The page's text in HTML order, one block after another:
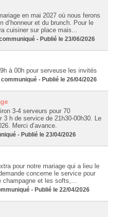
en mai 2027 où nous ferons
d’honneur et du brunch. Pour le
cuisiner sur place mais...
- Publié le 23/06/2026
à 00h pour serveuse les invités
- Publié le 26/04/2026
3-4 serveurs pour 70
3 h de service de 21h30-00h30. Le
Merci d’avance.
- Publié le 23/04/2026
pour notre mariage qui a lieu le
concerne le service pour
champagne et les softs,...
- Publié le 22/04/2026